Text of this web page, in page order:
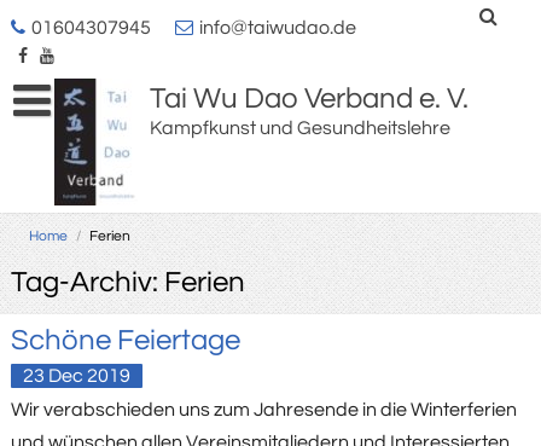
01604307945 info@taiwudao.de
Tai Wu Dao Verband e. V.
Kampfkunst und Gesundheitslehre
Home / Ferien
Tag-Archiv: Ferien
Schöne Feiertage
23 Dec 2019
Wir verabschieden uns zum Jahresende in die Winterferien